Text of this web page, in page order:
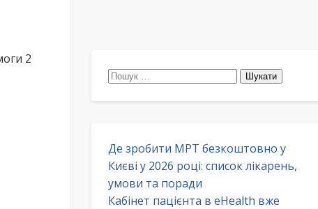
2
Пошук:
Де зробити МРТ безкоштовно у
Києві у 2026 році: список лікарень,
умови та поради
Кабінет пацієнта в eHealth вже